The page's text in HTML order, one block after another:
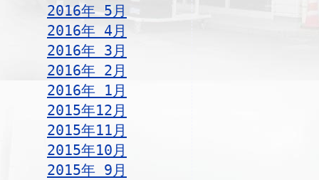
2016年 5月
2016年 4月
2016年 3月
2016年 2月
2016年 1月
2015年12月
2015年11月
2015年10月
2015年 9月